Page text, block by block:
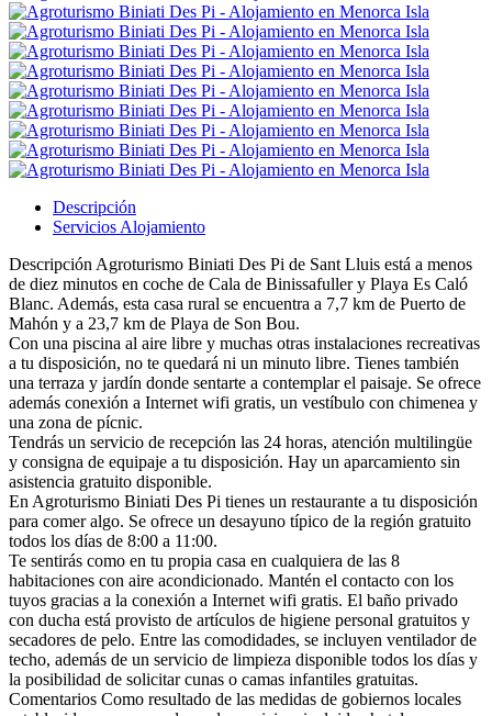
Descripción
Servicios Alojamiento
Descripción Agroturismo Biniati Des Pi de Sant Lluis está a menos
de diez minutos en coche de Cala de Binissafuller y Playa Es Caló
Blanc. Además, esta casa rural se encuentra a 7,7 km de Puerto de
Mahón y a 23,7 km de Playa de Son Bou.
Con una piscina al aire libre y muchas otras instalaciones recreativas
a tu disposición, no te quedará ni un minuto libre. Tienes también
una terraza y jardín donde sentarte a contemplar el paisaje. Se ofrece
además conexión a Internet wifi gratis, un vestíbulo con chimenea y
una zona de pícnic.
Tendrás un servicio de recepción las 24 horas, atención multilingüe
y consigna de equipaje a tu disposición. Hay un aparcamiento sin
asistencia gratuito disponible.
En Agroturismo Biniati Des Pi tienes un restaurante a tu disposición
para comer algo. Se ofrece un desayuno típico de la región gratuito
todos los días de 8:00 a 11:00.
Te sentirás como en tu propia casa en cualquiera de las 8
habitaciones con aire acondicionado. Mantén el contacto con los
tuyos gracias a la conexión a Internet wifi gratis. El baño privado
con ducha está provisto de artículos de higiene personal gratuitos y
secadores de pelo. Entre las comodidades, se incluyen ventilador de
techo, además de un servicio de limpieza disponible todos los días y
la posibilidad de solicitar cunas o camas infantiles gratuitas.
Comentarios Como resultado de las medidas de gobiernos locales